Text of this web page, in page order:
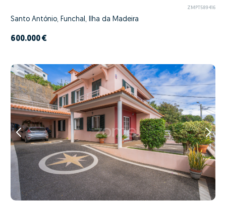
ZMPT589416
Santo António, Funchal, Ilha da Madeira
600.000 €